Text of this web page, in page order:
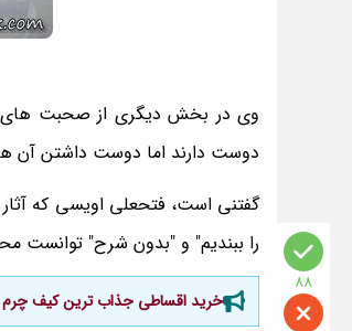
وی در بخش دیگری از صحبت های
دوست دارند اما دوست داشتن آن
گفتنی است، فتحعلی اویسی که
را ببندیم" و "بدون شرح" توانست
خرید اقساطی جذاب ترین کیف
88